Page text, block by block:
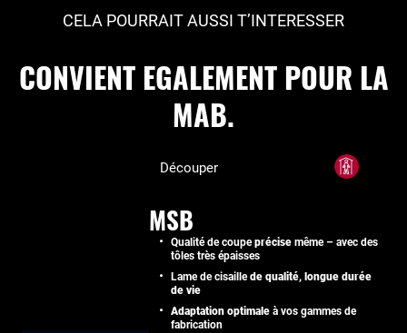
CELA POURRAIT AUSSI T’INTERESSER
CONVIENT EGALEMENT POUR LA
MAB.
Découper
MSB
Qualité de coupeprécise même – avec des
tôles très épaisses
Lame de cisaillede qualité, longue durée
de vie
Adaptation optimale à vos gammes de
fabrication